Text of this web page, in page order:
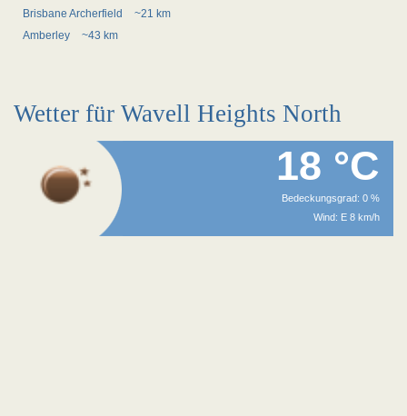
Brisbane Archerfield
~21 km
Amberley
~43 km
Wetter für Wavell Heights North
18 °C
Bedeckungsgrad: 0 %
Wind: E 8 km/h